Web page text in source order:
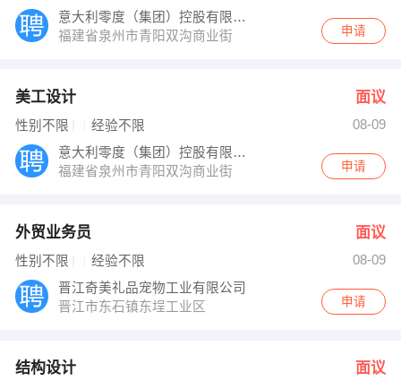
意大利零度（集团）控股有限公司
福建省泉州市青阳双沟商业街
申请
美工设计 面议
性别不限 经验不限
08-09
意大利零度（集团）控股有限公司
福建省泉州市青阳双沟商业街
申请
外贸业务员 面议
性别不限 经验不限
08-09
晋江奇美礼品宠物工业有限公司
晋江市东石镇东埕工业区
申请
结构设计 面议